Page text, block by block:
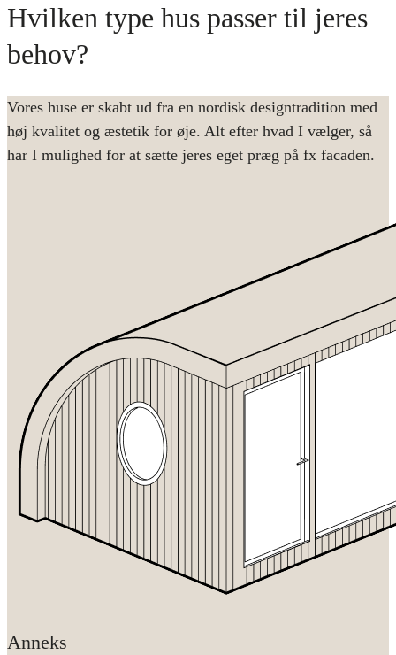
Hvilken type hus passer til jeres
behov?
Vores huse er skabt ud fra en nordisk designtradition med
høj kvalitet og æstetik for øje. Alt efter hvad I vælger, så
har I mulighed for at sætte jeres eget præg på fx facaden.
Anneks